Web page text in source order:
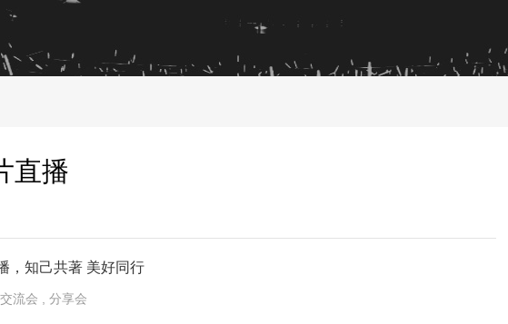
直播
，知己共著 美好同行
, 交流会 , 分享会